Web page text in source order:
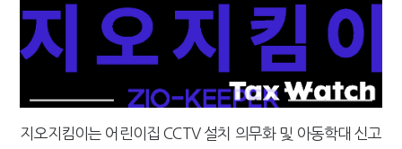
지오지킴이는 어린이집 CCTV 설치 의무화 및 아동학대 신고